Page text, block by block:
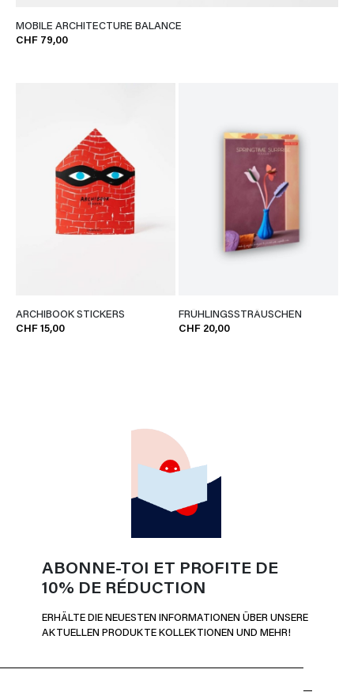
MOBILE ARCHITECTURE BALANCE
CHF 79,00
ARCHIBOOK STICKERS
CHF 15,00
FRÜHLINGSSTRÄUSCHEN
CHF 20,00
ABONNE-TOI ET PROFITE DE
10% DE RÉDUCTION
ERHÄLTE DIE NEUESTEN INFORMATIONEN ÜBER UNSERE
AKTUELLEN PRODUKTE KOLLEKTIONEN UND MEHR!